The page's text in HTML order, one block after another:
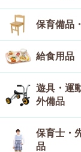
保育備品
給食用品
遊具・運
外備品
保育士・
品